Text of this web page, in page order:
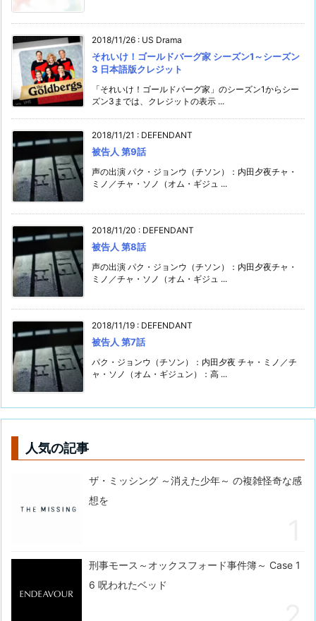
2018/11/26 : US Drama
それいけ！ゴールドバーグ家 シーズン1～シーズン
3 日本語版クレジット
「それいけ！ゴールドバーグ家」のシーズン1からシー
ズン3までは、クレジットの表示 ...
2018/11/21 : DEFENDANT
被告人 第9話
声の出演 パク・ジョンウ（チソン）：内田夕夜チャ・
ミノ／チャ・ソノ（オム・ギジュ ...
2018/11/20 : DEFENDANT
被告人 第8話
声の出演 パク・ジョンウ（チソン）：内田夕夜チャ・
ミノ／チャ・ソノ（オム・ギジュ ...
2018/11/19 : DEFENDANT
被告人 第7話
パク・ジョンウ（チソン）：内田夕夜 チャ・ミノ／チ
ャ・ソノ（オム・ギジュン）：高 ...
人気の記事
ザ・ミッシング ～消えた少年～ の複雑怪奇な感
想を
刑事モース～オックスフォード事件簿～ Case 1
6 呪われたベッド